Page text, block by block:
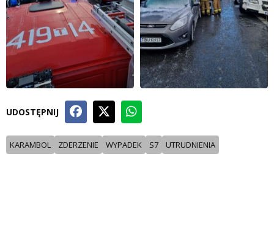
UDOSTĘPNIJ
KARAMBOL ZDERZENIE WYPADEK S7 UTRUDNIENIA